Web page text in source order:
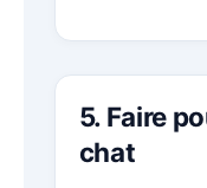
5. Faire
chat